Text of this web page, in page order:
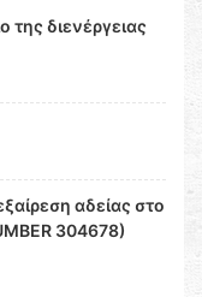
της διενέργειας
αδείας στο
304678)